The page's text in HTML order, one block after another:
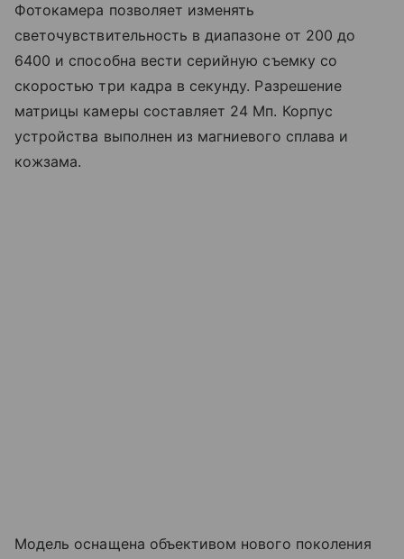
Фотокамера позволяет изменять
светочувствительность в диапазоне от 200 до
6400 и способна вести серийную съемку со
скоростью три кадра в секунду. Разрешение
матрицы камеры составляет 24 Мп. Корпус
устройства выполнен из магниевого сплава и
кожзама.
Модель оснащена объективом нового поколения